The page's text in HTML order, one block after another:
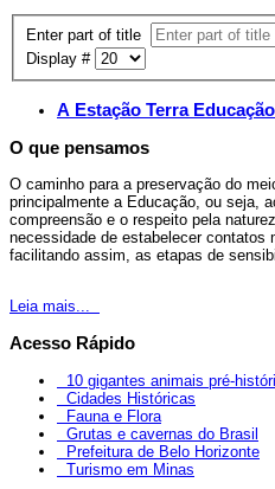
Enter part of title
Display #
A Estação Terra
O que pensamos
O caminho para a preservação do
principalmente a Educação, ou seja,
compreensão e o respeito pela
necessidade de estabelecer contatos
facilitando assim, as etapas de
Leia mais...
Acesso Rápido
10 gigantes animais pré-
Cidades Históricas
Fauna e Flora
Grutas e cavernas do Brasil
Prefeitura de Belo Horizonte
Turismo em Minas